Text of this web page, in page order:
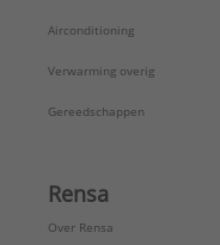
Airconditioning
Verwarming overig
Gereedschappen
Rensa
Over Rensa